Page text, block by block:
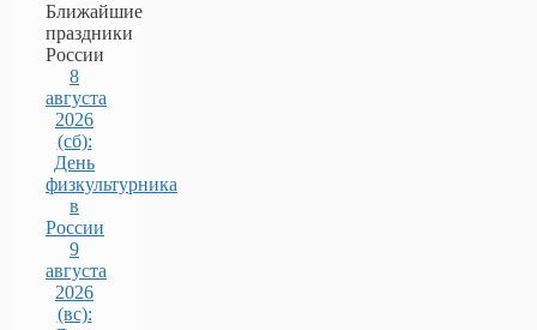
Ближайшие
праздники
России
8
августа
2026
(сб):
День
физкультурника
в
России
9
августа
2026
(вс):